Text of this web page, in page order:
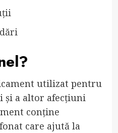
utilizat pentru
și a altor afecțiuni
conține
care ajută la